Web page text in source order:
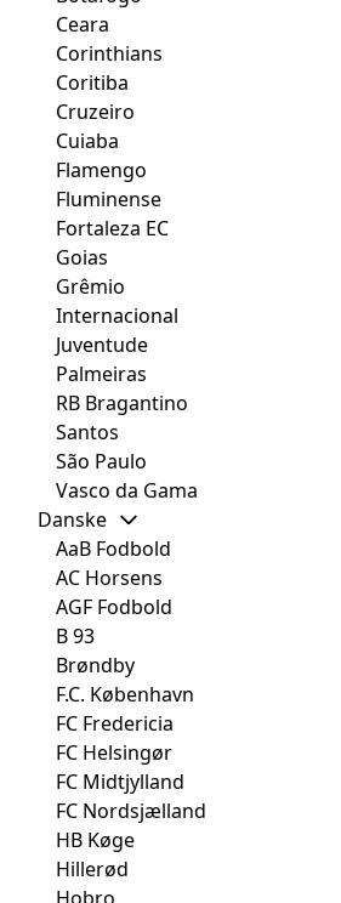
Ceara
Corinthians
Coritiba
Cruzeiro
Cuiaba
Flamengo
Fluminense
Fortaleza EC
Goias
Grêmio
Internacional
Juventude
Palmeiras
RB Bragantino
Santos
São Paulo
Vasco da Gama
Danske
AaB Fodbold
AC Horsens
AGF Fodbold
B 93
Brøndby
F.C. København
FC Fredericia
FC Helsingør
FC Midtjylland
FC Nordsjælland
HB Køge
Hillerød